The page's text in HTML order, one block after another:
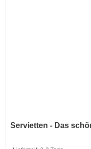
Servietten - Das